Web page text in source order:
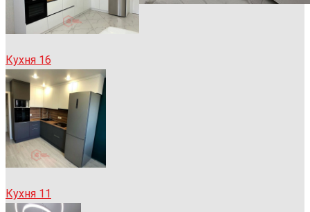
Кухня 16
Кухня 11